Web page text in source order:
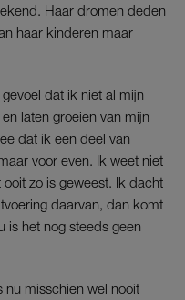
Haar dromen deden
haar kinderen maar
dat ik niet al mijn
laten groeien van mijn
dat ik een deel van
voor even. Ik weet niet
zo is geweest. Ik dacht
daarvan, dan komt
is het nog steeds geen
nu misschien wel nooit